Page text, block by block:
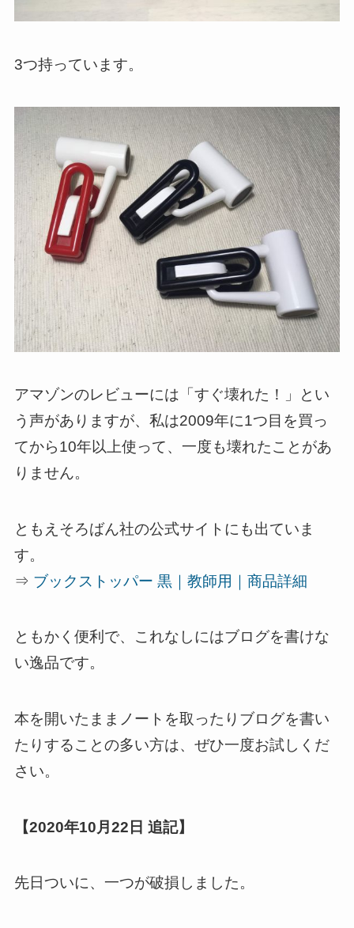
3つ持っています。
アマゾンのレビューには「すぐ壊れた！」とい
う声がありますが、私は2009年に1つ目を買っ
てから10年以上使って、一度も壊れたことがあ
りません。
ともえそろばん社の公式サイトにも出ていま
す。
⇒ ブックストッパー 黒｜教師用｜商品詳細
ともかく便利で、これなしにはブログを書けな
い逸品です。
本を開いたままノートを取ったりブログを書い
たりすることの多い方は、ぜひ一度お試しくだ
さい。
【2020年10月22日 追記】
先日ついに、一つが破損しました。